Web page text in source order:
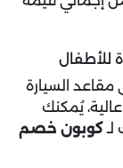
للأطفال
السيارة
يُمكنك
كوبون خصم